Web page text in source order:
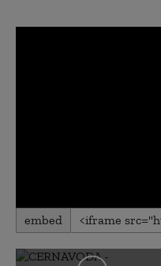
0
seconds
0
seconds
embed